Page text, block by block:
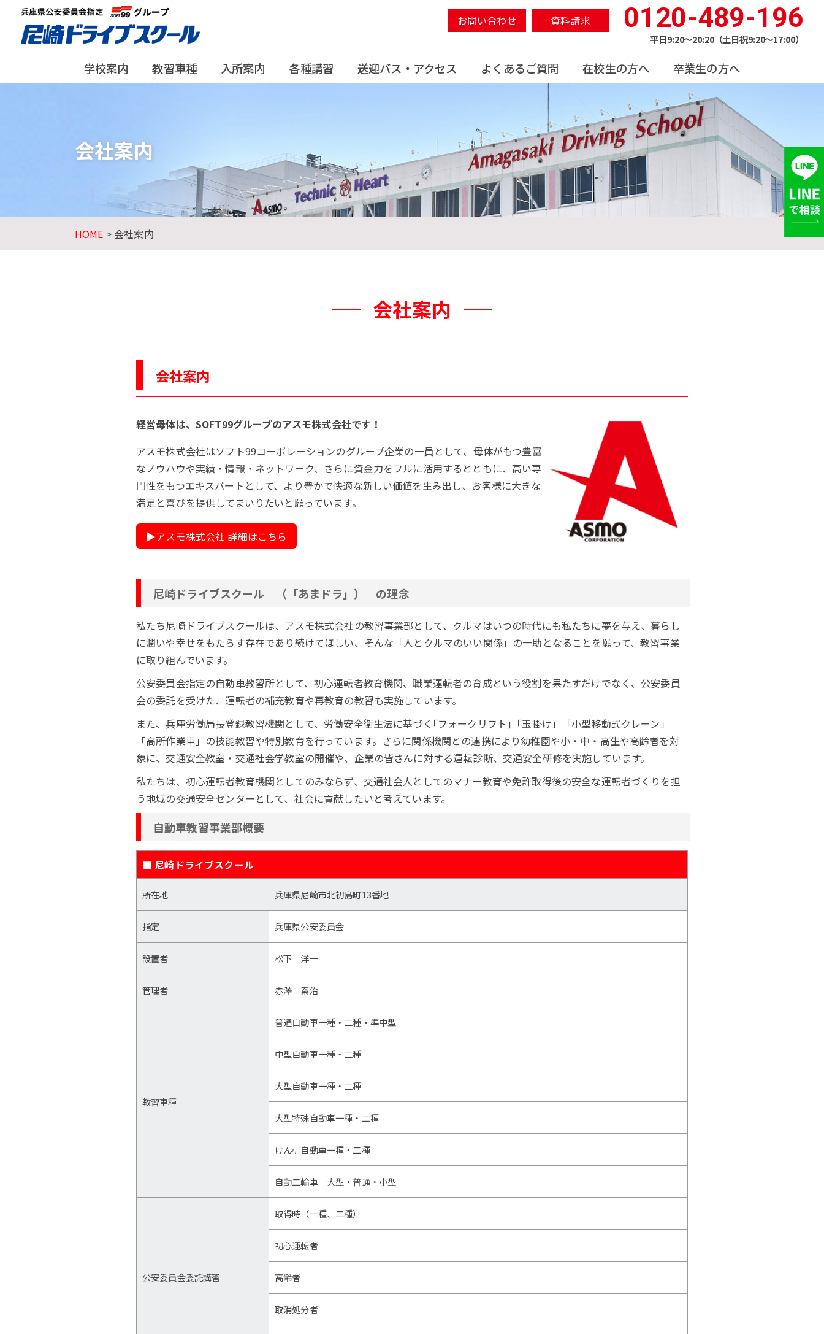
お問い合わせ 資料請求 0120-489-196
平日9:20〜20:20（土日祝9:20〜17:00）
学校案内 教習車種 入所案内 各種講習 送迎バス・アクセス よくあるご質問 在校生の方へ 卒業生の方へ
会社案内
HOME > 会社案内
会社案内
会社案内
経営母体は、SOFT99グループのアスモ株式会社です！
アスモ株式会社はソフト99コーポレーションのグループ企業の一員として、母体がもつ豊富
なノウハウや実績・情報・ネットワーク、さらに資金力をフルに活用するとともに、高い専
門性をもつエキスパートとして、より豊かで快適な新しい価値を生み出し、お客様に大きな
満足と喜びを提供してまいりたいと願っています。
▶︎アスモ株式会社 詳細はこちら
尼崎ドライブスクール （「あまドラ」） の理念
私たち尼崎ドライブスクールは、アスモ株式会社の教習事業部として、クルマはいつの時代にも私たちに夢を与え、暮らし
に潤いや幸せをもたらす存在であり続けてほしい、そんな「人とクルマのいい関係」の一助となることを願って、教習事業
に取り組んでいます。
公安委員会指定の自動車教習所として、初心運転者教育機関、職業運転者の育成という役割を果たすだけでなく、公安委員
会の委託を受けた、運転者の補充教育や再教育の教習も実施しています。
また、兵庫労働局長登録教習機関として、労働安全衛生法に基づく｢フォークリフト｣「玉掛け」「小型移動式クレーン」
「高所作業車」の技能教習や特別教育を行っています。さらに関係機関との連携により幼稚園や小・中・高生や高齢者を対
象に、交通安全教室・交通社会学教室の開催や、企業の皆さんに対する運転診断、交通安全研修を実施しています。
私たちは、初心運転者教育機関としてのみならず、交通社会人としてのマナー教育や免許取得後の安全な運転者づくりを担
う地域の交通安全センターとして、社会に貢献したいと考えています。
自動車教習事業部概要
所在地 兵庫県尼崎市北初島町13番地
■ 尼崎ドライブスクール
指定 兵庫県公安委員会
設置者 松下 洋一
管理者 赤澤 秦治
教習車種
普通自動車一種・二種・準中型
中型自動車一種・二種
大型自動車一種・二種
大型特殊自動車一種・二種
けん引自動車一種・二種
自動二輪車 大型・普通・小型
公安委員会委託講習
取得時（一種、二種）
初心運転者
高齢者
取消処分者